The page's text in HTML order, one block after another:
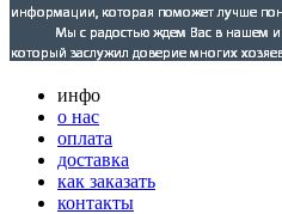
инфо
о нас
оплата
доставка
как заказать
контакты